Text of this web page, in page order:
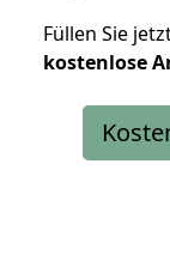
Füllen Sie
kostenlose